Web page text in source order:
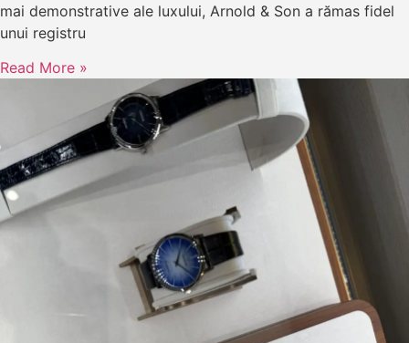
mai demonstrative ale luxului, Arnold & Son a rămas fidel
unui registru
Read More »